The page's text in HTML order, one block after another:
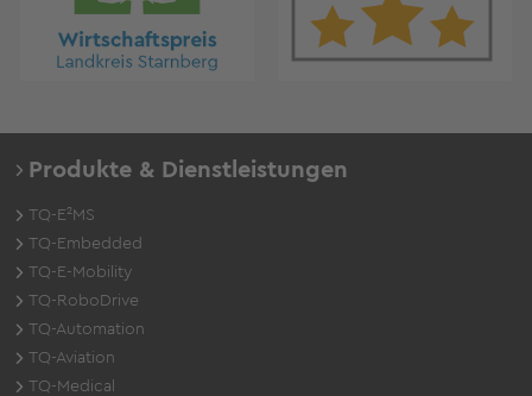
Produkte & Dienstleistungen
TQ-E²MS
TQ-Embedded
TQ-E-Mobility
TQ-RoboDrive
TQ-Automation
TQ-Aviation
TQ-Medical